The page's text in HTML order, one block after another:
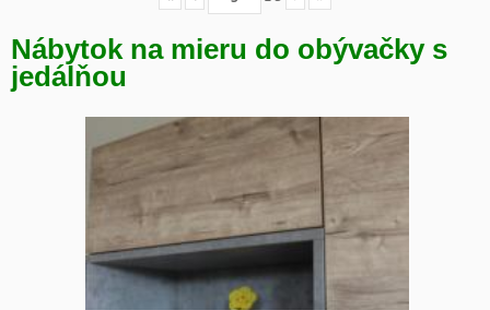
Nábytok na mieru do obývačky s
jedálňou